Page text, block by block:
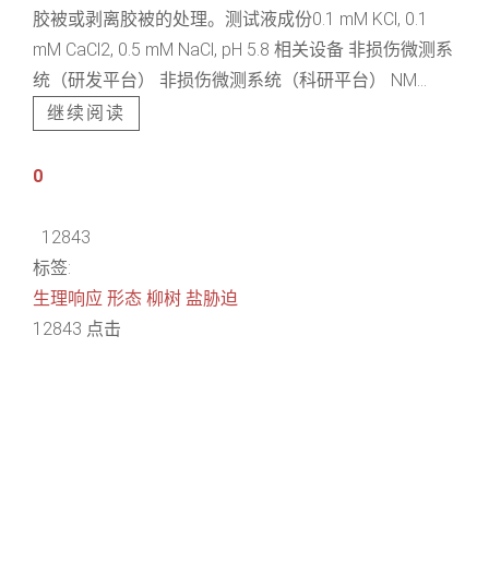
胶被或剥离胶被的处理。测试液成份0.1 mM KCl, 0.1
mM CaCl2, 0.5 mM NaCl, pH 5.8 相关设备 非损伤微测系
统（研发平台） 非损伤微测系统（科研平台） NM...
继续阅读
0
12843
标签:
生理响应 形态 柳树 盐胁迫
12843 点击